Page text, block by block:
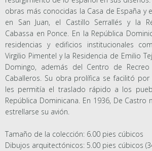
obras más conocidas la Casa de España y
en San Juan, el Castillo Serrallés y la
Cabassa en Ponce. En la República
residencias y edificios institucionales
Virgilio Pimentel y la Residencia de Emilio
Domingo, además del Centro de
Caballeros. Su obra prolífica se facilitó
les permitía el traslado rápido a los
República Dominicana. En 1936, De Castro
estrellarse su avión.
Tamaño de la colección: 6.00 pies cúbicos
Dibujos arquitectónicos: 5.00 pies cúbicos